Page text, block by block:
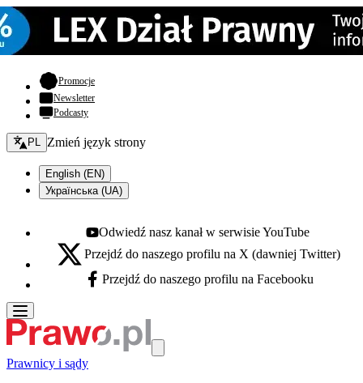
Promocje- otwiera się w nowej karcie
Newsletter
Podcasty
Zmień język - bieżący:
PL Zmień język strony
English (EN)
Українська (UA)
Youtube - otwiera się w nowej karcie
Odwiedź nasz kanał w serwisie YouTube
X - otwiera się w nowej karcie
Przejdź do naszego profilu na X (dawniej Twitter)
Facebook - otwiera się w nowej karcie
Przejdź do naszego profilu na Facebooku
Prawnicy i sądy